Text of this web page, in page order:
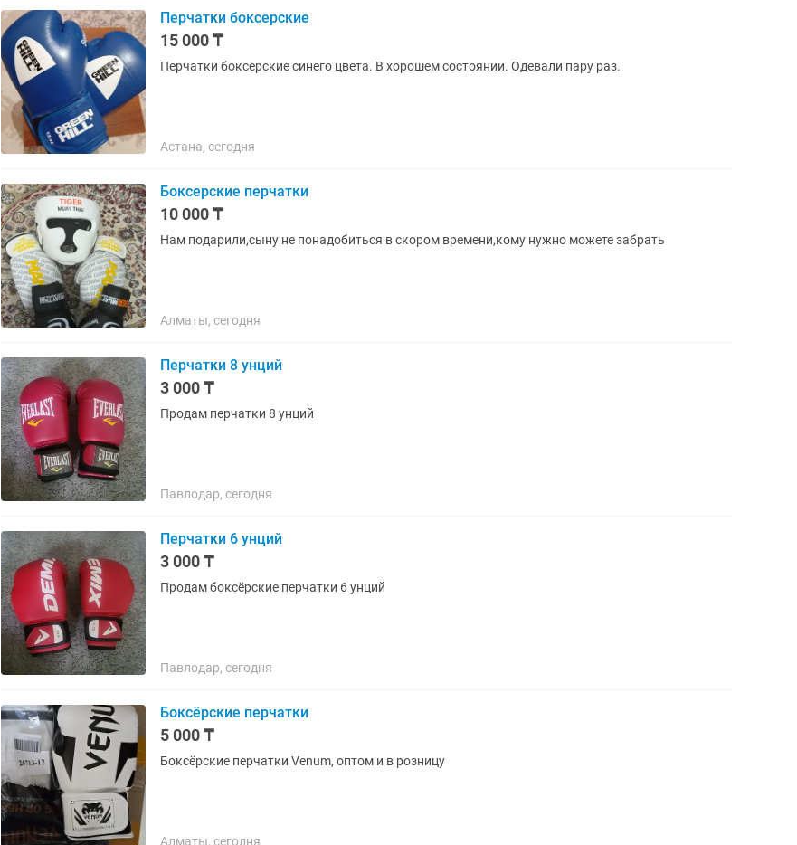
Перчатки боксерские
15 000 ₸
Перчатки боксерские синего цвета. В хорошем состоянии. Одевали пару раз.
Астана, сегодня
Боксерские перчатки
10 000 ₸
Нам подарили,сыну не понадобиться в скором времени,кому нужно можете забрать
Алматы, сегодня
Перчатки 8 унций
3 000 ₸
Продам перчатки 8 унций
Павлодар, сегодня
Перчатки 6 унций
3 000 ₸
Продам боксёрские перчатки 6 унций
Павлодар, сегодня
Боксёрские перчатки
5 000 ₸
Боксёрские перчатки Venum, оптом и в розницу
Алматы, сегодня